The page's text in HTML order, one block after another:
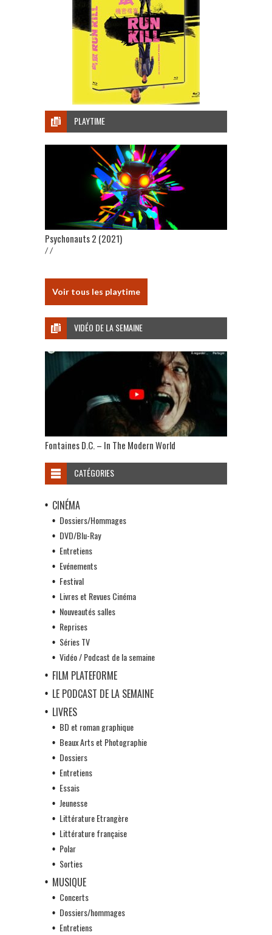
PLAYTIME
Psychonauts 2 (2021)
/ /
Voir tous les playtime
VIDÉO DE LA SEMAINE
Fontaines D.C. – In The Modern World
CATÉGORIES
CINÉMA
Dossiers/Hommages
DVD/Blu-Ray
Entretiens
Evénements
Festival
Livres et Revues Cinéma
Nouveautés salles
Reprises
Séries TV
Vidéo / Podcast de la semaine
FILM PLATEFORME
LE PODCAST DE LA SEMAINE
LIVRES
BD et roman graphique
Beaux Arts et Photographie
Dossiers
Entretiens
Essais
Jeunesse
Littérature Etrangère
Littérature française
Polar
Sorties
MUSIQUE
Concerts
Dossiers/hommages
Entretiens